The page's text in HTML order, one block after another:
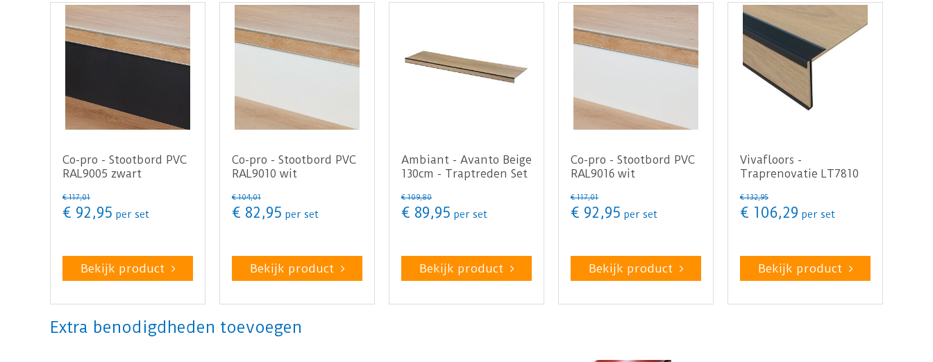
Co-pro - Stootbord PVC
RAL9005 zwart
…
€ 117,01
€ 92,95 per set
Bekijk product
Co-pro - Stootbord PVC
RAL9010 wit
16…
€ 104,01
€ 82,95 per set
Bekijk product
Ambiant - Avanto Beige
130cm - Traptreden Set
€ 109,80
€ 89,95 per set
Bekijk product
Co-pro - Stootbord PVC
RAL9016 wit
1…
€ 117,01
€ 92,95 per set
Bekijk product
Vivafloors -
Traprenovatie LT7810
€ 132,95
€ 106,29 per set
Bekijk product
Extra benodigdheden toevoegen